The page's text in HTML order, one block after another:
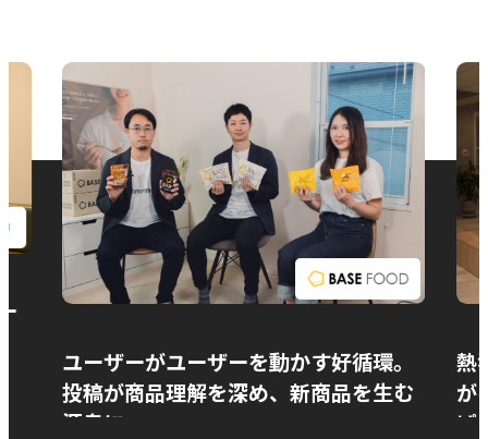
お問い合わせ
ユーザーがユーザーを動かす好循環。
投稿が商品理解を深め、新商品を生む
源泉に
熱
が
ぱ